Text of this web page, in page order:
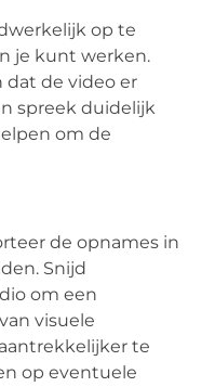
op te
je kunt werken.
dat de video er
spreek duidelijk
om de
de opnames in
Snijd
om een
visuele
te
op eventuele